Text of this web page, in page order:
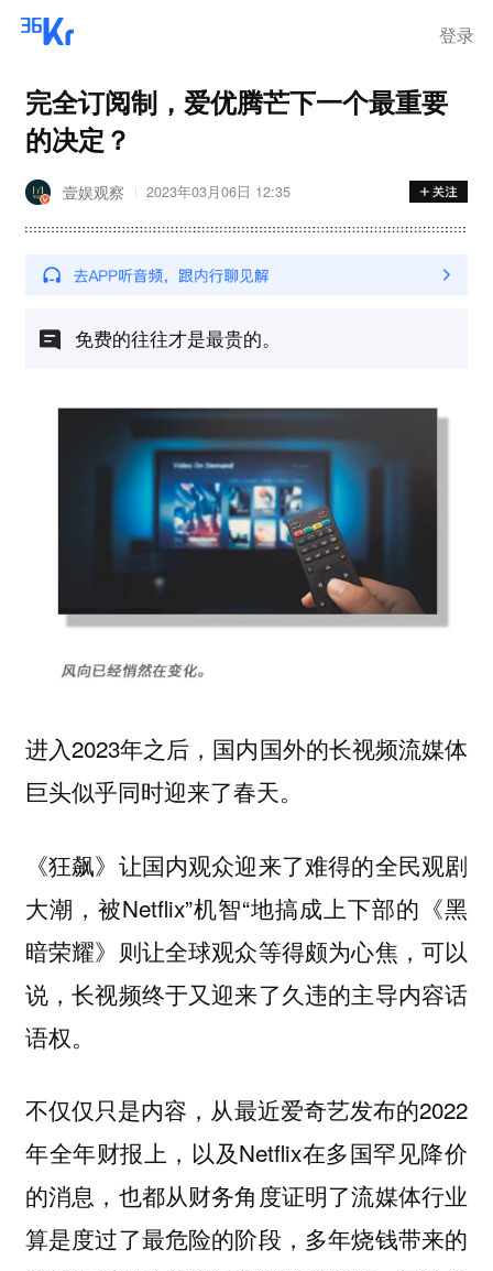
登录
完全订阅制，爱优腾芒下一个最重要
的决定？
壹娱观察 2023年03月06日 12:35
免费的往往才是最贵的。
进入2023年之后，国内国外的长视频流媒体
巨头似乎同时迎来了春天。
《狂飙》让国内观众迎来了难得的全民观剧
大潮，被Netflix”机智“地搞成上下部的《黑
暗荣耀》则让全球观众等得颇为心焦，可以
说，长视频终于又迎来了久违的主导内容话
语权。
不仅仅只是内容，从最近爱奇艺发布的2022
年全年财报上，以及Netflix在多国罕见降价
的消息，也都从财务角度证明了流媒体行业
算是度过了最危险的阶段，多年烧钱带来的